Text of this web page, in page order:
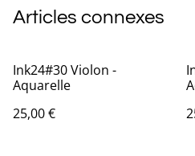
Articles connexes
Ink24#30 Violon -
Aquarelle
25,00 €